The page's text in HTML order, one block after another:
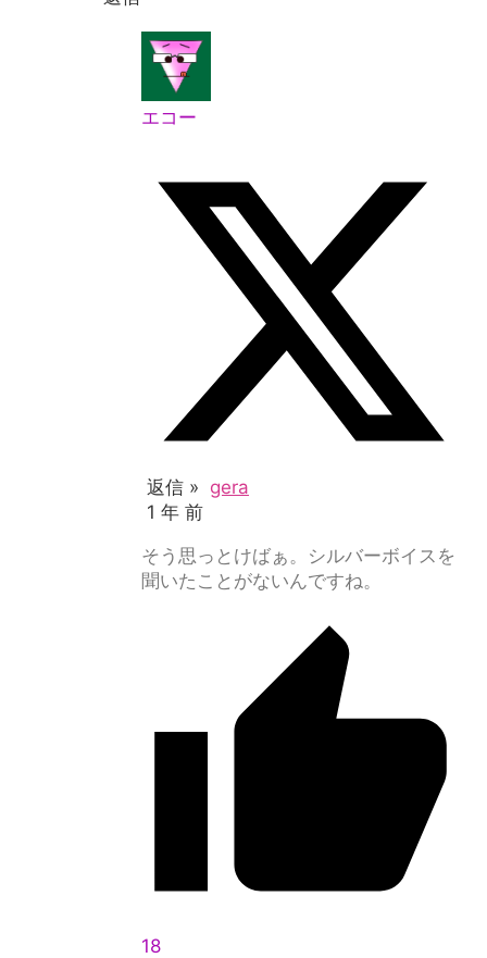
エコー
返信 » gera
1 年 前
そう思っとけばぁ。シルバーボイスを
聞いたことがないんですね。
18